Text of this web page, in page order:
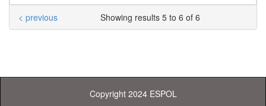
Showing results 5 to 6 of 6
< previous
Copyright 2024 ESPOL